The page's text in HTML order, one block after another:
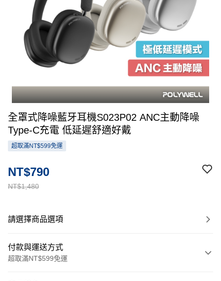
全罩式降噪藍牙耳機S023P02 ANC主動降噪
Type-C充電 低延遲舒適好戴
超取滿NT$599免運
NT$1,480
NT$790
請選擇商品選項
付款與運送方式
超取滿NT$599免運